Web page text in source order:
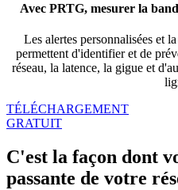
Avec PRTG, mesurer la
Les alertes personnalisées et
permettent d'identifier et de
réseau, la latence, la gigue et
TÉLÉCHARGEMENT
GRATUIT
C'est la façon dont
passante de votre